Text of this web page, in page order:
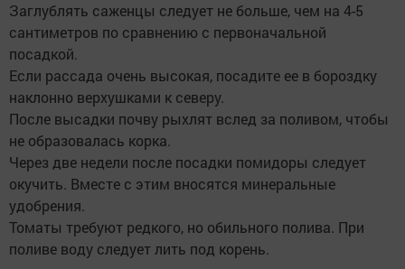
Заглублять саженцы следует не больше, чем на 4-5
сантиметров по сравнению с первоначальной
посадкой.
Если рассада очень высокая, посадите ее в бороздку
наклонно верхушками к северу.
После высадки почву рыхлят вслед за поливом, чтобы
не образовалась корка.
Через две недели после посадки помидоры следует
окучить. Вместе с этим вносятся минеральные
удобрения.
Томаты требуют редкого, но обильного полива. При
поливе воду следует лить под корень.